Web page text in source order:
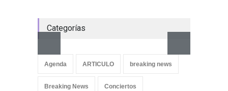
Categorías
Agenda ARTICULO breaking news
Breaking News Conciertos